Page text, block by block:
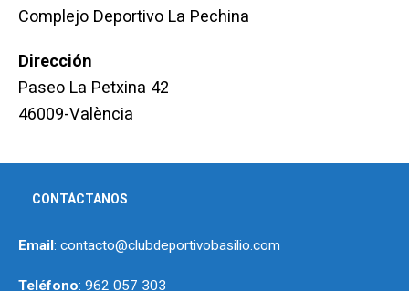
Complejo Deportivo La Pechina
Dirección
Paseo La Petxina 42
46009-València
CONTÁCTANOS
Email: contacto@clubdeportivobasilio.com
Teléfono: 962 057 303